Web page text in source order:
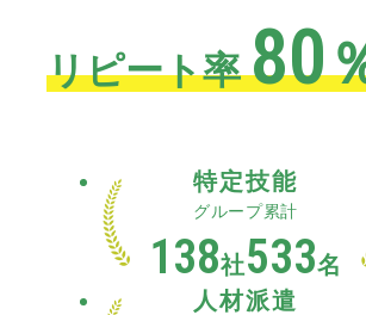
リピート率 80
特定技能
グループ累計
138社533名
人材派遣